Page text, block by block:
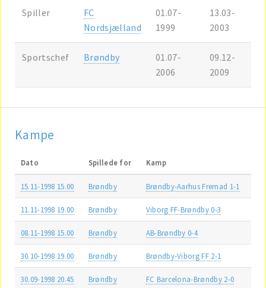
Spiller
FC
Nordsjælland
01.07-
1999
13.03-
2003
Sportschef Brøndby
01.07-
2006
09.12-
2009
Kampe
Dato Spillede for Kamp
15.11-1998 15.00 Brøndby Brøndby-Aarhus Fremad 1-1
11.11-1998 19.00 Brøndby Viborg FF-Brøndby 0-3
08.11-1998 15.00 Brøndby AB-Brøndby 0-4
30.10-1998 19.00 Brøndby Brøndby-Viborg FF 2-1
30.09-1998 20.45 Brøndby FC Barcelona-Brøndby 2-0